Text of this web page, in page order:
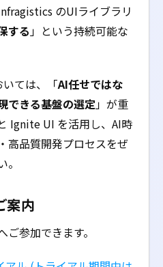
のUIライブラリ
する」という持続可能な
ては、「AI任せではな
できる基盤の選定」が重
Ignite UI を活用し、AI時
高品質開発プロセスをぜ
案内
参加できます。